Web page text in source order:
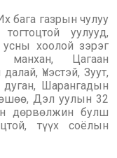
бага газрын чулуу
уулууд,
хоолой зэрэг
Цагаан
Үнэстэй, Зуут,
Шарангадын
Дэл уулын 32
дөрвөлжин булш
түүх соёлын